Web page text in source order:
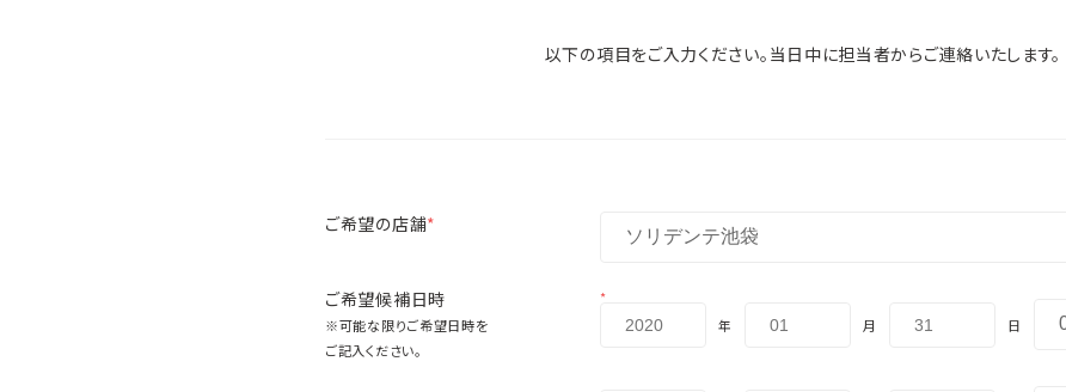
以下の項目をご入力ください。当日中に担当者からご連絡いたします。
ご希望の店舗*
ご希望候補日時
※可能な限りご希望日時を
ご記入ください。
*
年
月 日